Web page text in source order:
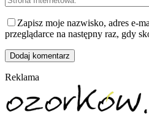
Zapisz moje nazwisko, adres e-
przeglądarce na następny raz, gdy
Reklama